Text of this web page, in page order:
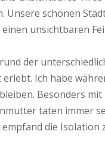
Unsere schönen
unsichtbaren
der
Ich habe
Besonders
taten immer
die